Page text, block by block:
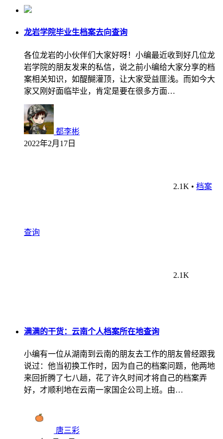
龙岩学院毕业生档案去向查询
各位龙岩的小伙伴们大家好呀！小编最近收到好几位龙
岩学院的朋友发来的私信，说之前小编给大家分享的档
案相关知识，如醍醐灌顶，让大家受益匪浅。而如今大
家又刚好面临毕业，肯定是要在很多方面…
都李彬
2022年2月17日
2.1K • 档案
查询
2.1K
满满的干货：云南个人档案所在地查询
小编有一位从湖南到云南的朋友去工作的朋友曾经跟我
说过：他当初换工作时，因为自己的档案问题，他两地
来回折腾了七八趟，花了许久时间才将自己的档案弄
好，才顺利地在云南一家国企公司上班。由…
唐三彩